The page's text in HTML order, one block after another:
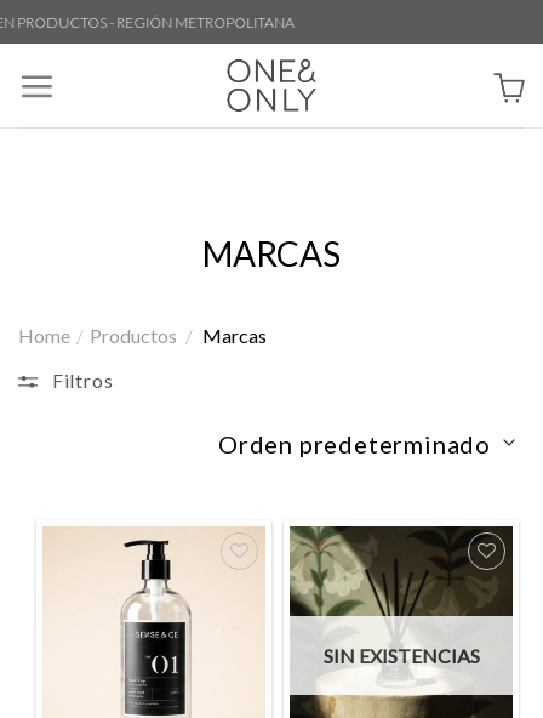
Skip
to
content
- REGIÓN METROPOLITANA
MARCAS
Home / Productos / Marcas
Filtros
Añadir
lista
SIN EXISTENCIAS